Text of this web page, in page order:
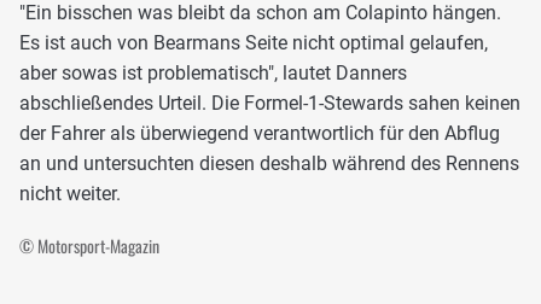
"Ein bisschen was bleibt da schon am Colapinto hängen.
Es ist auch von Bearmans Seite nicht optimal gelaufen,
aber sowas ist problematisch", lautet Danners
abschließendes Urteil. Die Formel-1-Stewards sahen keinen
der Fahrer als überwiegend verantwortlich für den Abflug
an und untersuchten diesen deshalb während des Rennens
nicht weiter.
© Motorsport-Magazin